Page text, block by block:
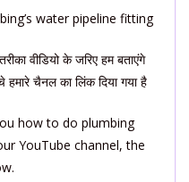
water pipeline fitting
वीडियो के जरिए हम बताएंगे
चैनल का लिंक दिया गया है
how to do plumbing
YouTube channel, the